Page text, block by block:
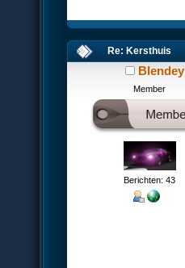
Re: Kersthuis
Blendey
Member
Berichten: 43